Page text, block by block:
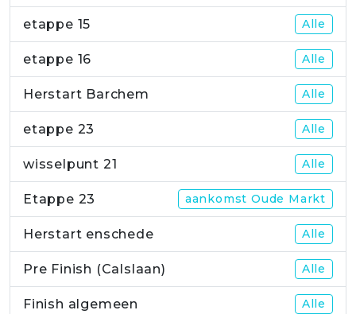
etappe 15 Alle
etappe 16 Alle
Herstart Barchem Alle
etappe 23 Alle
wisselpunt 21 Alle
Etappe 23 aankomst Oude Markt
Herstart enschede Alle
Pre Finish (Calslaan) Alle
Finish algemeen Alle